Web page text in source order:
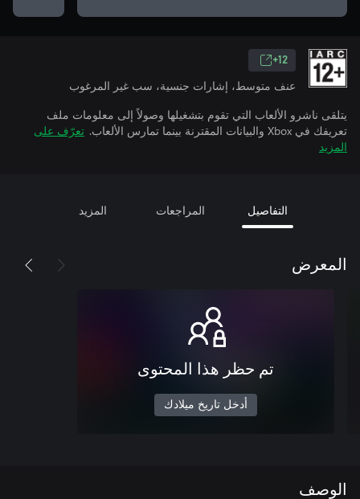
12+
عنف متوسط، إشارات جنسية، سب غير المرغوب
يتلقى ناشرو الألعاب التي تقوم بتشغيلها وصولاً إلى معلومات ملف
تعريفك في Xbox والبيانات المقترنة بينما تمارس الألعاب.
تعرّف على
المزيد
التفاصيل المراجعات المزيد
المعرض
تم حظر هذا المحتوى
أدخل تاريخ ميلادك
الوصف